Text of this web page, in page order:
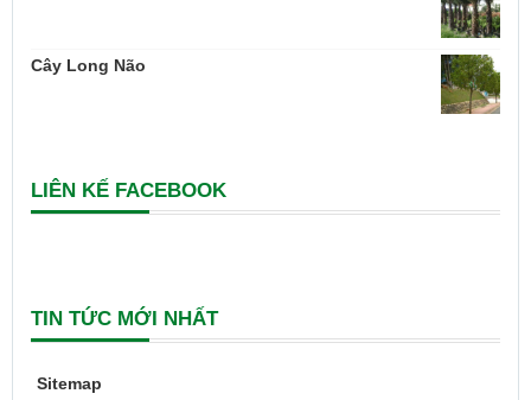
Cây Long Não
LIÊN KẾ FACEBOOK
TIN TỨC MỚI NHẤT
Sitemap